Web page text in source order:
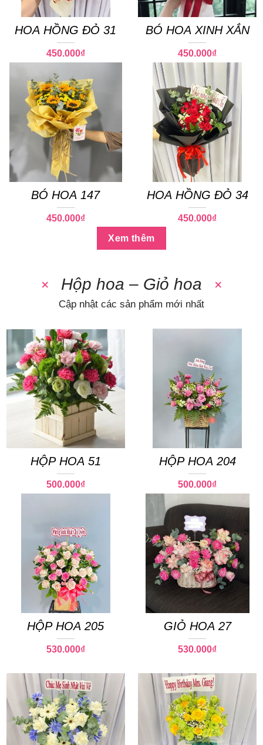
HOA HỒNG ĐỎ 31
450.000₫
BÓ HOA XINH XẮN
450.000₫
BÓ HOA 147
450.000₫
HOA HỒNG ĐỎ 34
450.000₫
Xem thêm
Hộp hoa – Giỏ hoa
Cập nhật các sản phẩm mới nhất
HỘP HOA 51
500.000₫
HỘP HOA 204
500.000₫
HỘP HOA 205
530.000₫
GIỎ HOA 27
530.000₫